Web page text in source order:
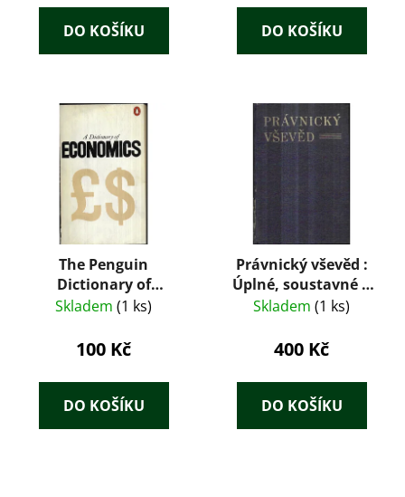
DO KOŠÍKU DO KOŠÍKU
The Penguin
Dictionary of
Economics
Skladem (1 ks)
100 Kč
DO KOŠÍKU
Právnický vševěd :
Úplné, soustavné a
každému
do všech otázek z
soudního řízení atd. :
Vzorce smluv, žalob
Skladem (1 ks)
400 Kč
DO KOŠÍKU